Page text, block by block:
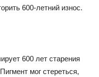
600-летний износ.
600 лет старения
Пигмент мог стереться,